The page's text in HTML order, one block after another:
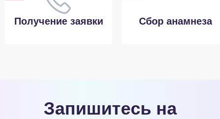
Получение заявки Сбор анамнеза
Запишитесь на